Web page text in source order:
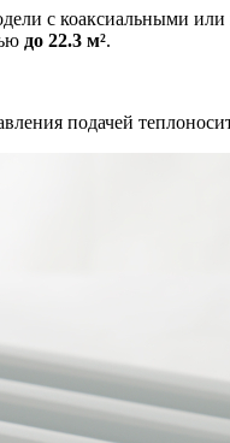
с коаксиальными
до 22.3 м².
подачей